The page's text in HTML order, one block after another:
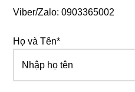
Viber/Zalo: 0903365002
Họ và Tên*